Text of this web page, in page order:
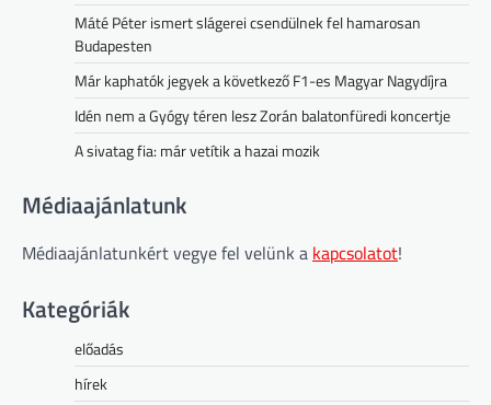
Máté Péter ismert slágerei csendülnek fel hamarosan
Budapesten
Már kaphatók jegyek a következő F1-es Magyar Nagydíjra
Idén nem a Gyógy téren lesz Zorán balatonfüredi koncertje
A sivatag fia: már vetítik a hazai mozik
Médiaajánlatunk
Médiaajánlatunkért vegye fel velünk a kapcsolatot!
Kategóriák
előadás
hírek